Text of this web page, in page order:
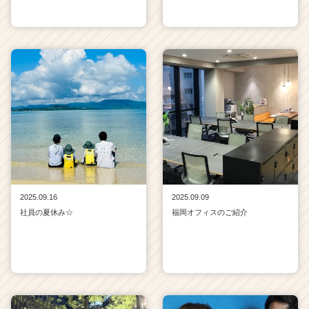
2025.09.16
社員の夏休み☆
2025.09.09
福岡オフィスのご紹介